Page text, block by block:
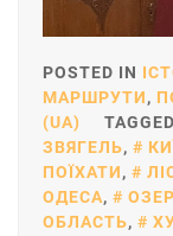
POSTED IN
МАРШРУТИ,
(UA)
ЗВЯГЕЛЬ,
ПОЇХАТИ,
ОДЕСА,
ОБЛАСТЬ,